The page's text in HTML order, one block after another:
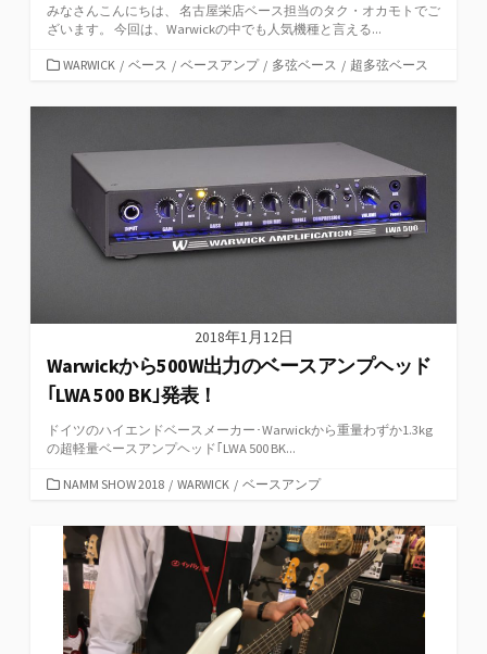
みなさんこんにちは、 名古屋栄店ベース担当のタク・オカモトでご
ざいます。 今回は、Warwickの中でも人気機種と言える...
カ
ゴ
WARWICK / ベース / ベースアンプ / 多弦ベース / 超多弦ベース
2018年1月12日
Warwickから500W出力のベースアンプヘッド
｢LWA 500 BK｣発表！
ドイツのハイエンドベースメーカー･Warwickから重量わずか1.3kg
の超軽量ベースアンプヘッド｢LWA 500 BK...
カ
ゴ
リ
ー
NAMM SHOW 2018 / WARWICK / ベースアンプ